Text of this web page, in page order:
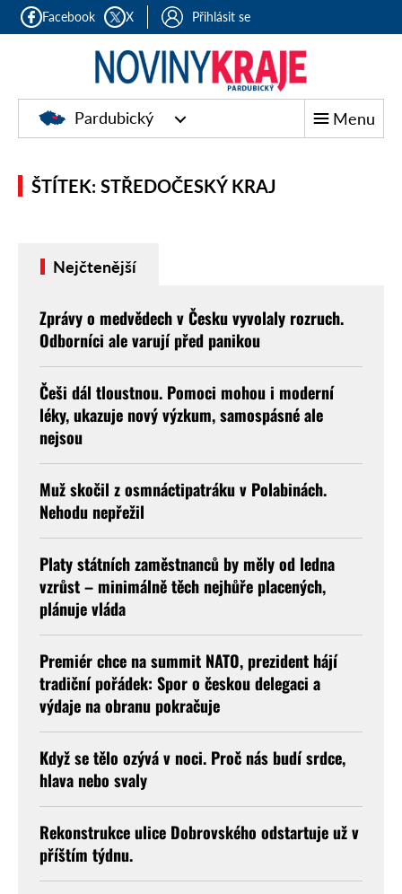
Facebook X Přihlásit se
Pardubický Menu
ŠTÍTEK: STŘEDOČESKÝ KRAJ
Nejčtenější
Zprávy o medvědech v Česku vyvolaly rozruch.
Odborníci ale varují před panikou
Češi dál tloustnou. Pomoci mohou i moderní
léky, ukazuje nový výzkum, samospásné ale
nejsou
Muž skočil z osmnáctipatráku v Polabinách.
Nehodu nepřežil
Platy státních zaměstnanců by měly od ledna
vzrůst – minimálně těch nejhůře placených,
plánuje vláda
Premiér chce na summit NATO, prezident hájí
tradiční pořádek: Spor o českou delegaci a
výdaje na obranu pokračuje
Když se tělo ozývá v noci. Proč nás budí srdce,
hlava nebo svaly
Rekonstrukce ulice Dobrovského odstartuje už v
příštím týdnu.